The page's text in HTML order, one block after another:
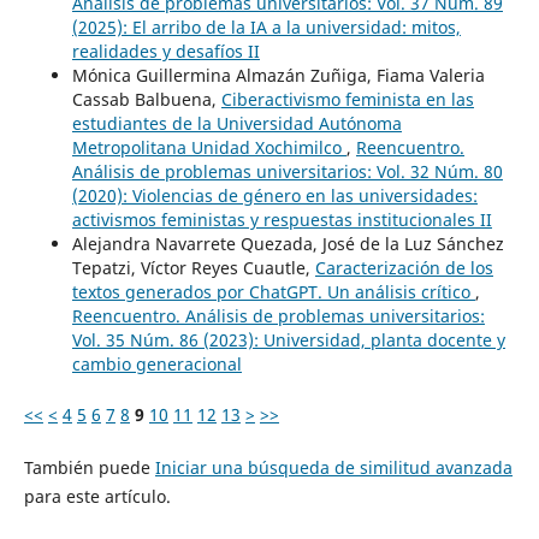
(2025): El arribo de la IA a la universidad: mitos,
realidades y desafíos II
Mónica Guillermina Almazán Zuñiga, Fiama Valeria
Cassab Balbuena, Ciberactivismo feminista en las
estudiantes de la Universidad Autónoma
Metropolitana Unidad Xochimilco , Reencuentro.
Análisis de problemas universitarios: Vol. 32 Núm. 80
(2020): Violencias de género en las universidades:
activismos feministas y respuestas institucionales II
Alejandra Navarrete Quezada, José de la Luz Sánchez
Tepatzi, Víctor Reyes Cuautle, Caracterización de los
textos generados por ChatGPT. Un análisis crítico ,
Reencuentro. Análisis de problemas universitarios:
Vol. 35 Núm. 86 (2023): Universidad, planta docente y
cambio generacional
<< < 4 5 6 7 8 9 10 11 12 13 > >>
También puede Iniciar una búsqueda de similitud avanzada
para este artículo.